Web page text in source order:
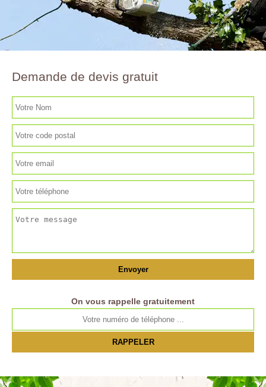
Demande de devis gratuit
On vous rappelle gratuitement